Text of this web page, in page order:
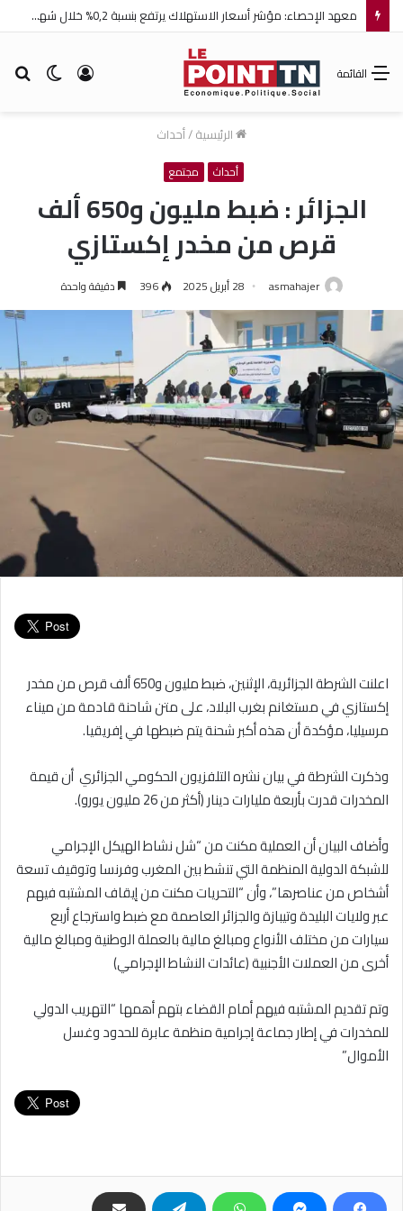
معهد الإحصاء: مؤشر أسعار الاستهلاك يرتفع بنسبة 0,2% خلال شهر جويلية 2026
الوضع تسجيل
القائمة
الرئيسية/أحداث
أحداث مجتمع
الجزائر : ضبط مليون و650 ألف
قرص من مخدر إكستازي
asmahajer 28 أبريل 2025 396 دقيقة واحدة
اعلنت الشرطة الجزائرية، الإثنين، ضبط مليون و650 ألف قرص من مخدر
إكستازي في مستغانم بغرب البلاد، على متن شاحنة قادمة من ميناء
مرسيليا، مؤكدة أن هذه أكبر شحنة يتم ضبطها في إفريقيا.
وذكرت الشرطة في بيان نشره التلفزيون الحكومي الجزائري أن قيمة
المخدرات قدرت بأربعة مليارات دينار (أكثر من 26 مليون يورو).
وأضاف البيان أن العملية مكنت من “شل نشاط الهيكل الإجرامي
للشبكة الدولية المنظمة التي تنشط بين المغرب وفرنسا وتوقيف تسعة
أشخاص من عناصرها”، وأن “التحريات مكنت من إيقاف المشتبه فيهم
عبر ولايات البليدة وتيبازة والجزائر العاصمة مع ضبط واسترجاع أربع
سيارات من مختلف الأنواع ومبالغ مالية بالعملة الوطنية ومبالغ مالية
أخرى من العملات الأجنبية (عائدات النشاط الإجرامي)
وتم تقديم المشتبه فيهم أمام القضاء بتهم أهمها “التهريب الدولي
للمخدرات في إطار جماعة إجرامية منظمة عابرة للحدود وغسل
الأموال”